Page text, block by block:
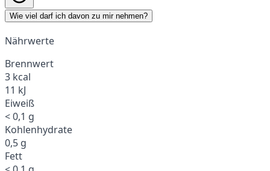
Wie viel darf ich davon zu mir nehmen?
Nährwerte
Brennwert
3 kcal
11 kJ
Eiweiß
< 0,1 g
Kohlenhydrate
0,5 g
Fett